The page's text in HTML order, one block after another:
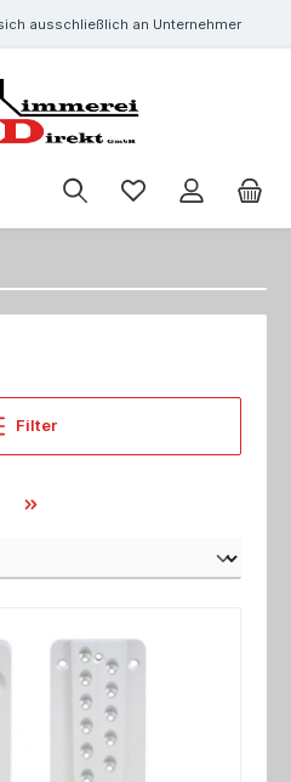
ausschließlich an Unternehmer
Filter